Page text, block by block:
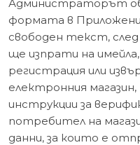
Администраторът
формата в
свободен текст,
ще изпрати на
регистрация или
електронния
инструкции за
потребител на
данни, за които е